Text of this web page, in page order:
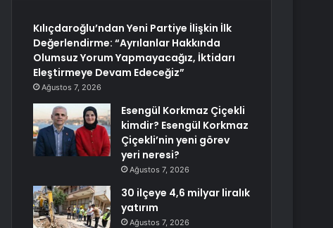
Kılıçdaroğlu’ndan Yeni Partiye İlişkin İlk
Değerlendirme: “Ayrılanlar Hakkında
Olumsuz Yorum Yapmayacağız, İktidarı
Eleştirmeye Devam Edeceğiz”
Ağustos 7, 2026
Esengül Korkmaz Çiçekli
kimdir? Esengül Korkmaz
Çiçekli’nin yeni görev
yeri neresi?
Ağustos 7, 2026
30 ilçeye 4,6 milyar liralık
yatırım
Ağustos 7, 2026